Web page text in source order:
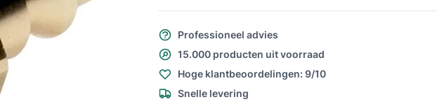
Professioneel advies
15.000 producten uit voorraad
Hoge klantbeoordelingen: 9/10
Snelle levering